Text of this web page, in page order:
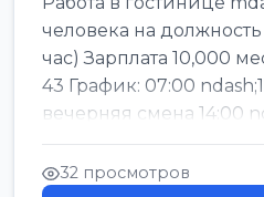
человека на
час) Зарплата 10,000
43 График: 07:00
вечерняя смена 14:00
Обязател...
32 просмотров